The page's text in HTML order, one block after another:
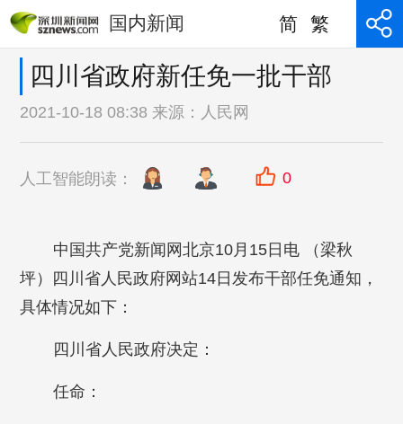
国内新闻 简 繁
四川省政府新任免一批干部
2021-10-18 08:38 来源： 人民网
人工智能朗读： 0
中国共产党新闻网北京10月15日电 （梁秋
坪）四川省人民政府网站14日发布干部任免通知，
具体情况如下：
四川省人民政府决定：
任命：